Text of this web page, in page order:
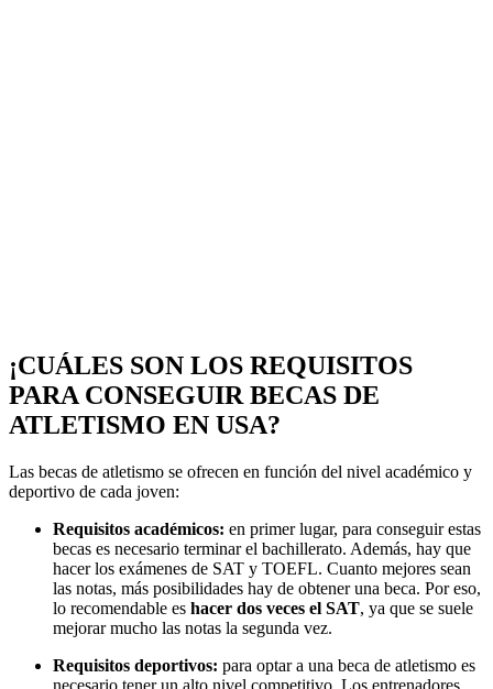
¡CUÁLES SON LOS REQUISITOS
PARA CONSEGUIR BECAS DE
ATLETISMO EN USA?
Las becas de atletismo se ofrecen en función del nivel académico y
deportivo de cada joven:
Requisitos académicos: en primer lugar, para conseguir estas
becas es necesario terminar el bachillerato. Además, hay que
hacer los exámenes de SAT y TOEFL. Cuanto mejores sean
las notas, más posibilidades hay de obtener una beca. Por eso,
lo recomendable es hacer dos veces el SAT, ya que se suele
mejorar mucho las notas la segunda vez.
Requisitos deportivos: para optar a una beca de atletismo es
necesario tener un alto nivel competitivo. Los entrenadores